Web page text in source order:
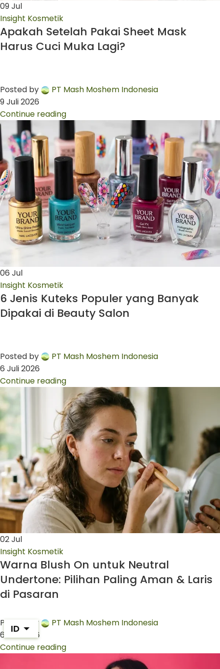
09Jul
Insight Kosmetik
Apakah Setelah Pakai Sheet Mask
Harus Cuci Muka Lagi?
Posted by
PT Mash Moshem Indonesia
9 Juli 2026
Continue reading
06 Jul
Insight Kosmetik
6 Jenis Kuteks Populer yang Banyak
Dipakai di Beauty Salon
Posted by
PT Mash Moshem Indonesia
6 Juli 2026
Continue reading
02Jul
Insight Kosmetik
Warna Blush On untuk Neutral
Undertone: Pilihan Paling Aman & Laris
di Pasaran
Posted by
PT Mash Moshem Indonesia
6 Juli 2026
Continue reading
ID